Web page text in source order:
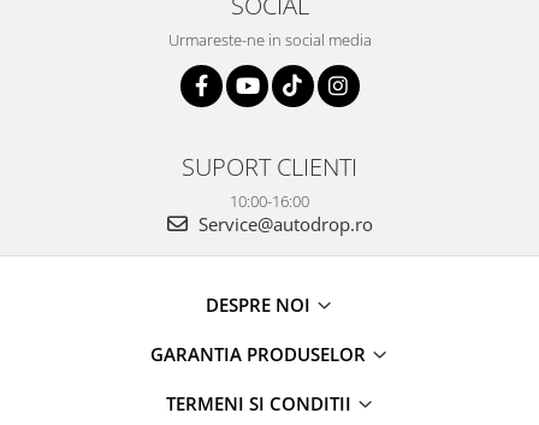
Urmareste-ne in social media
SUPORT CLIENTI
10:00-16:00
Service@autodrop.ro
DESPRE NOI
GARANTIA PRODUSELOR
TERMENI SI CONDITII